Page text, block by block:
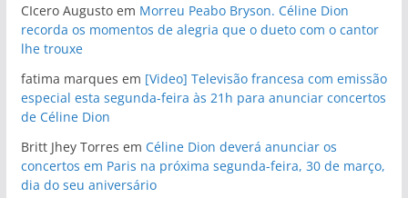
CIcero Augustoem Morreu Peabo Bryson. Céline Dion
recorda os momentos de alegria que o dueto com o cantor
lhe trouxe
fatima marques em [Video] Televisão francesa com emissão
especial esta segunda-feira às 21h para anunciar concertos
de Céline Dion
Britt Jhey Torres em Céline Dion deverá anunciar os
concertos em Paris na próxima segunda-feira, 30 de março,
dia do seu aniversário